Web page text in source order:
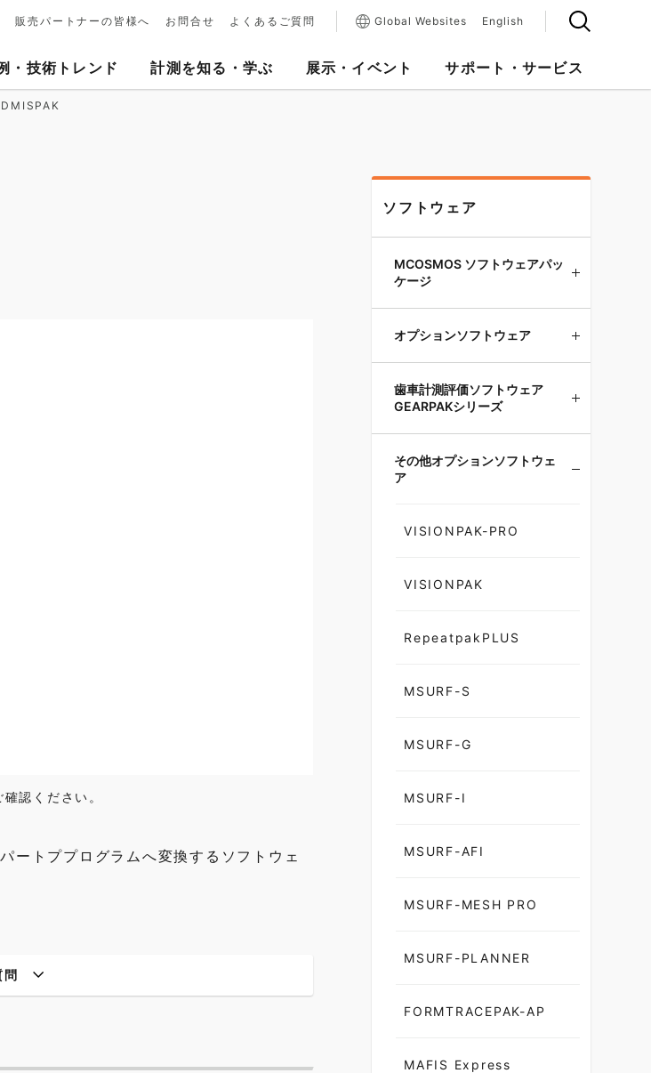
・技術トレンド 計測を知る・学ぶ 展示・イベント サポート・サービス
販売パートナーの皆様へ お問合せ よくあるご質問 Global Websites English
認ください。
ートププログラムへ変換するソフトウェ
問
ソフトウェア
MCOSMOS ソフトウェアパッ
ケージ
オプションソフトウェア
歯車計測評価ソフトウェア
GEARPAKシリーズ
その他オプションソフトウェ
ア
VISIONPAK-PRO
VISIONPAK
RepeatpakPLUS
MSURF-S
MSURF-G
MSURF-I
MSURF-AFI
MSURF-MESH PRO
MSURF-PLANNER
FORMTRACEPAK-AP
MAFIS Express